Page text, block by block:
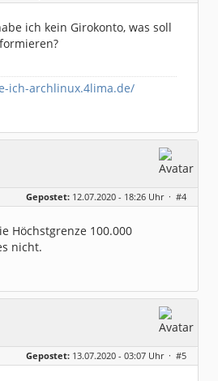
ich kein Girokonto, was soll
ich-archlinux.4lima.de/
Gepostet: 12.07.2020 - 18:26 Uhr · #4
Höchstgrenze 100.000
nicht.
Gepostet: 13.07.2020 - 03:07 Uhr · #5